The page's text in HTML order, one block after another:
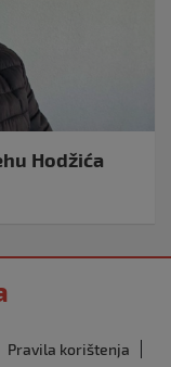
Hodžića
Pravila korištenja